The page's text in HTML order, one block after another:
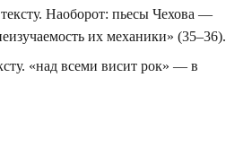
тексту. Наоборот: пьесы Чехова —
их механики» (35–36).
«над всеми висит рок» — в